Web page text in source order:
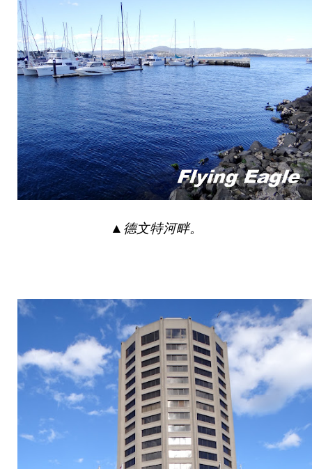
▲ 德文特河畔。